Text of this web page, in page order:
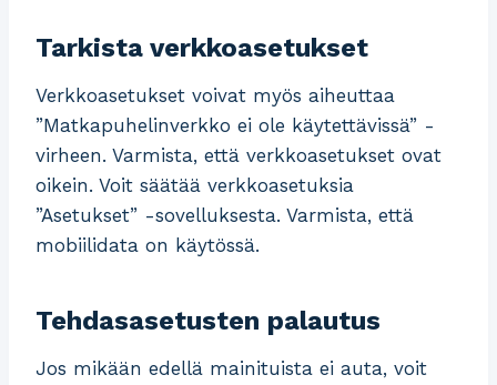
Tarkista verkkoasetukset
Verkkoasetukset voivat myös aiheuttaa
”Matkapuhelinverkko ei ole käytettävissä” -
virheen. Varmista, että verkkoasetukset ovat
oikein. Voit säätää verkkoasetuksia
”Asetukset” -sovelluksesta. Varmista, että
mobiilidata on käytössä.
Tehdasasetusten palautus
Jos mikään edellä mainituista ei auta, voit